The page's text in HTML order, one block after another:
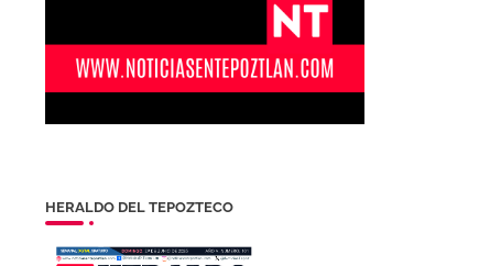
HERALDO DEL TEPOZTECO